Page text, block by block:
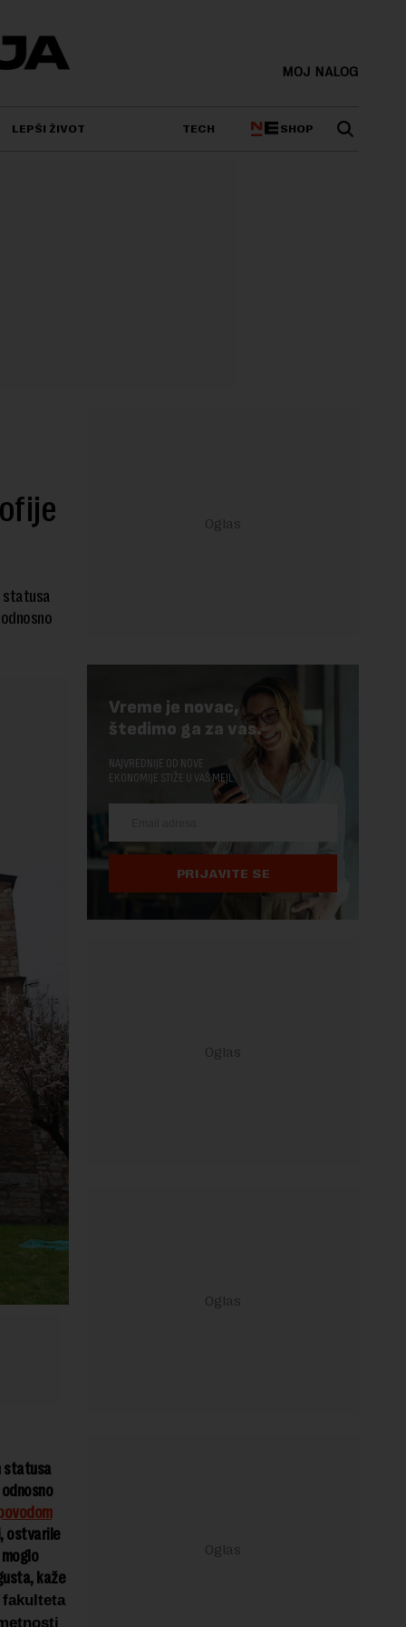
MOJ NALOG
LEPŠI ŽIVOT TECH SHOP
statusa
statusa
ostvarile
kaže
Vreme je novac,
štedimo ga za vas.
NAJVREDNIJE OD NOVE
EKONOMIJE STIŽE U VAŠ MEJL.
PRIJAVITE SE